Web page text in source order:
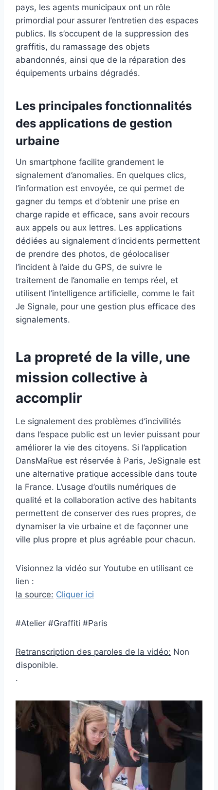
pays, les agents municipaux ont un rôle
primordial pour assurer l’entretien des espaces
publics. Ils s’occupent de la suppression des
graffitis, du ramassage des objets
abandonnés, ainsi que de la réparation des
équipements urbains dégradés.
Les principales fonctionnalités
des applications de gestion
urbaine
Un smartphone facilite grandement le
signalement d’anomalies. En quelques clics,
l’information est envoyée, ce qui permet de
gagner du temps et d’obtenir une prise en
charge rapide et efficace, sans avoir recours
aux appels ou aux lettres. Les applications
dédiées au signalement d’incidents permettent
de prendre des photos, de géolocaliser
l’incident à l’aide du GPS, de suivre le
traitement de l’anomalie en temps réel, et
utilisent l’intelligence artificielle, comme le fait
Je Signale, pour une gestion plus efficace des
signalements.
La propreté de la ville, une
mission collective à
accomplir
Le signalement des problèmes d’incivilités
dans l’espace public est un levier puissant pour
améliorer la vie des citoyens. Si l’application
DansMaRue est réservée à Paris, JeSignale est
une alternative pratique accessible dans toute
la France. L’usage d’outils numériques de
qualité et la collaboration active des habitants
permettent de conserver des rues propres, de
dynamiser la vie urbaine et de façonner une
ville plus propre et plus agréable pour chacun.
Visionnez la vidéo sur Youtube en utilisant ce
lien :
la source: Cliquer ici
#Atelier #Graffiti #Paris
Retranscription des paroles de la vidéo: Non
disponible.
.